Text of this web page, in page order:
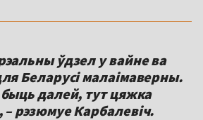
ўдзел у вайне ва
Беларусі малаімаверны.
далей, тут цяжка
– рэзюмуе Карбалевіч.